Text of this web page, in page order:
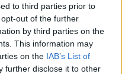
to third parties prior to
out of the further
by third parties on the
This information may
on the IAB’s List of
further disclose it to other
Σίνδο - Σηκώθηκε